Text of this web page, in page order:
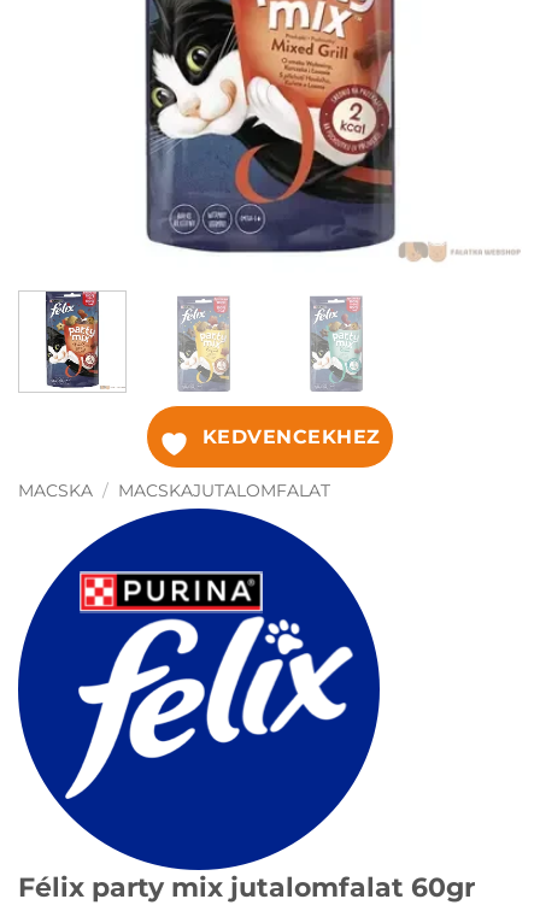
KEDVENCEKHEZ
MACSKA / MACSKAJUTALOMFALAT
Félix party mix jutalomfalat 60gr